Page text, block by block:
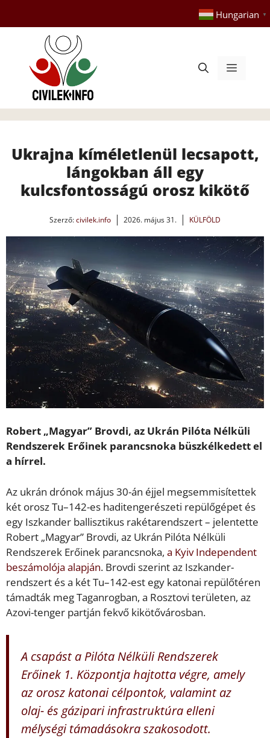
tartalomba
Hungarian ▼
Menü
Ukrajna kíméletlenül lecsapott,
lángokban áll egy
kulcsfontosságú orosz kikötő
Szerző:civilek.info 2026. május 31. KÜLFÖLD
Robert „Magyar” Brovdi, az Ukrán Pilóta Nélküli
Rendszerek Erőinek parancsnoka büszkélkedett el
a hírrel.
Az ukrán drónok május 30-án éjjel megsemmisítettek
két orosz Tu–142-es haditengerészeti repülőgépet és
egy Iszkander ballisztikus rakétarendszert – jelentette
Robert „Magyar” Brovdi, az Ukrán Pilóta Nélküli
Rendszerek Erőinek parancsnoka, a Kyiv Independent
beszámolója alapján. Brovdi szerint az Iszkander-
rendszert és a két Tu–142-est egy katonai repülőtéren
támadták meg Taganrogban, a Rosztovi területen, az
Azovi-tenger partján fekvő kikötővárosban.
A csapást a Pilóta Nélküli Rendszerek
Erőinek 1. Központja hajtotta végre, amely
az orosz katonai célpontok, valamint az
olaj- és gázipari infrastruktúra elleni
mélységi támadásokra szakosodott.